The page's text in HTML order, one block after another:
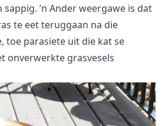
’n Ander weergawe is dat
te eet teruggaan na die
toe parasiete uit die kat se
onverwerkte grasvesels